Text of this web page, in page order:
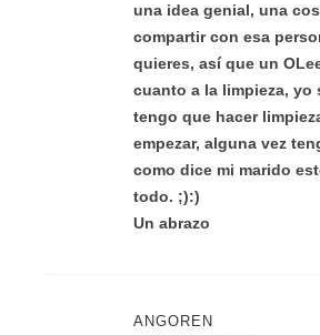
una idea genial, una
compartir con esa
quieres, así que un
cuanto a la limpieza, yo
tengo que hacer
empezar, alguna vez
como dice mi marido
todo. ;):)
Un abrazo
ANGOREN